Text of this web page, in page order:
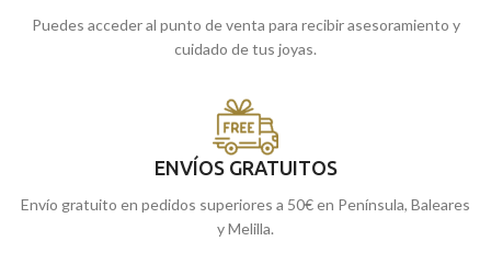
Puedes acceder al punto de venta para recibir asesoramiento y
cuidado de tus joyas.
ENVÍOS GRATUITOS
Envío gratuito en pedidos superiores a 50€ en Península, Baleares
y Melilla.